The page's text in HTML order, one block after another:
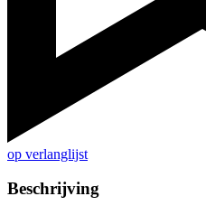
op verlanglijst
Beschrijving